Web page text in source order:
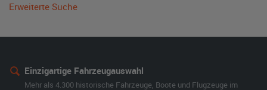
Erweiterte Suche
Einzigartige Fahrzeugauswahl
Mehr als 4.300 historische Fahrzeuge, Boote und Flugzeuge im